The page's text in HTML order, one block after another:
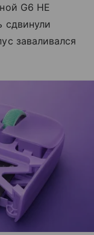
G6 HE
сдвинули
заваливался